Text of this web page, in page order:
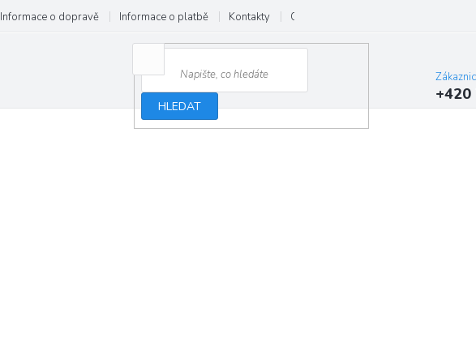
Informace o dopravě Informace o platbě Kontakty O nás
HLEDAT
+420